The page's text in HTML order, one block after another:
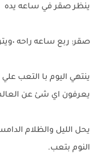
ينظر صقر في ساعه يده
صقر: ربع ساعه راحه ٠ويتركهم ويغادر
ينتهي اليوم با التعب
يعرفون اي شئ عن
يحل الليل والظلام
النوم بتعب.